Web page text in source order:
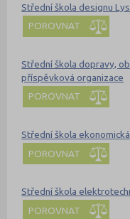
Střední škola designu
POROVNAT
Střední škola dopravy,
příspěvková organizace
POROVNAT
Střední škola
POROVNAT
Střední škola
POROVNAT